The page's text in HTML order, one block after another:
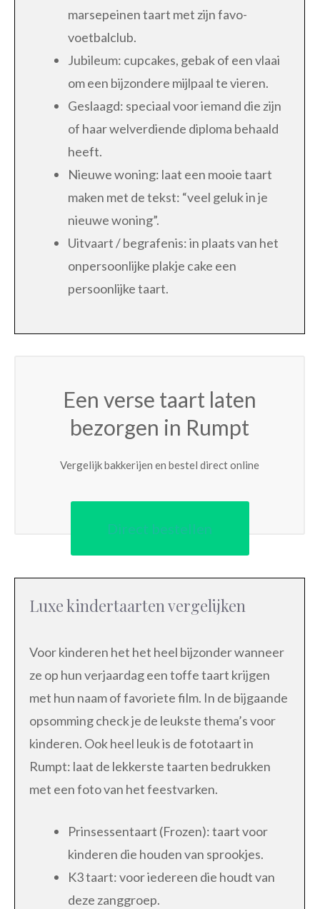
marsepeinen taart met zijn favo-
voetbalclub.
Jubileum: cupcakes, gebak of een vlaai
om een bijzondere mijlpaal te vieren.
Geslaagd: speciaal voor iemand die zijn
of haar welverdiende diploma behaald
heeft.
Nieuwe woning: laat een mooie taart
maken met de tekst: “veel geluk in je
nieuwe woning”.
Uitvaart / begrafenis: in plaats van het
onpersoonlijke plakje cake een
persoonlijke taart.
Een verse taart laten
bezorgen in Rumpt
Vergelijk bakkerijen en bestel direct online
Direct bestellen
Luxe kindertaarten vergelijken
Voor kinderen het het heel bijzonder wanneer
ze op hun verjaardag een toffe taart krijgen
met hun naam of favoriete film. In de bijgaande
opsomming check je de leukste thema’s voor
kinderen. Ook heel leuk is de fototaart in
Rumpt: laat de lekkerste taarten bedrukken
met een foto van het feestvarken.
Prinsessentaart (Frozen): taart voor
kinderen die houden van sprookjes.
K3 taart: voor iedereen die houdt van
deze zanggroep.